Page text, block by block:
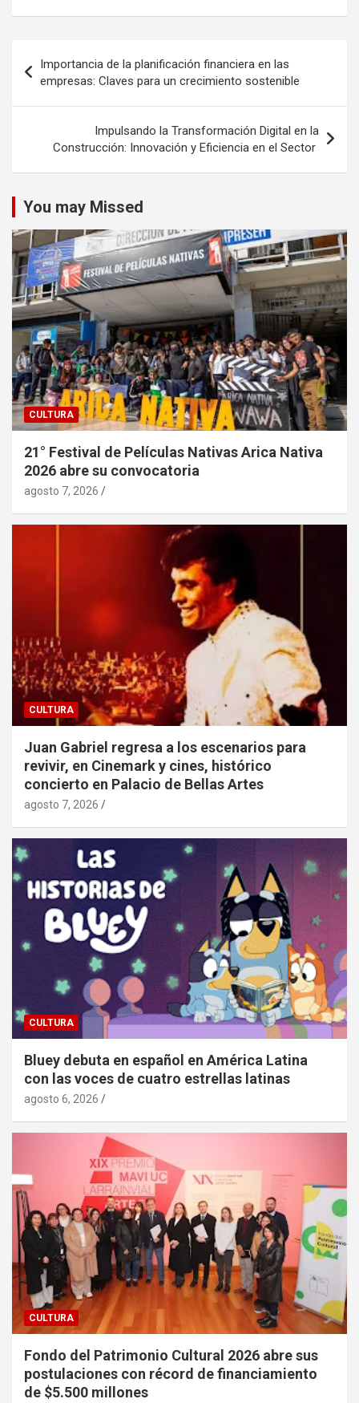
de
entradas
Importancia de la planificación financiera en las
empresas: Claves para un crecimiento sostenible
Impulsando la Transformación Digital en la
Construcción: Innovación y Eficiencia en el Sector
You may Missed
CULTURA
21° Festival de Películas Nativas Arica Nativa
2026 abre su convocatoria
agosto 7, 2026
CULTURA
Juan Gabriel regresa a los escenarios para
revivir, en Cinemark y cines, histórico
concierto en Palacio de Bellas Artes
agosto 7, 2026
CULTURA
Bluey debuta en español en América Latina
con las voces de cuatro estrellas latinas
agosto 6, 2026
CULTURA
Fondo del Patrimonio Cultural 2026 abre sus
postulaciones con récord de financiamiento
de $5.500 millones